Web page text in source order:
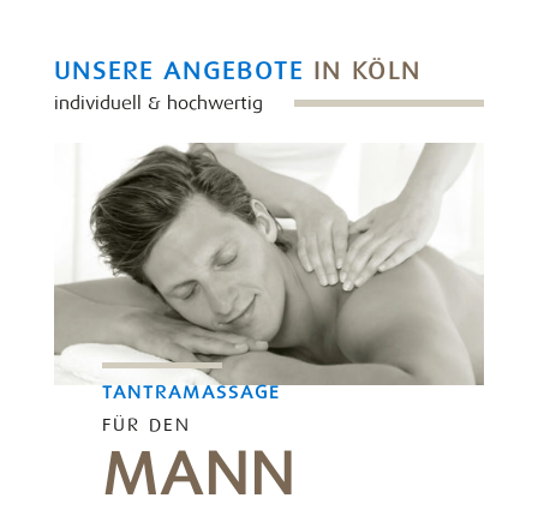
UNSERE ANGEBOTE IN KÖLN
individuell & hochwertig
TANTRAMASSAGE
FÜR DEN
MANN